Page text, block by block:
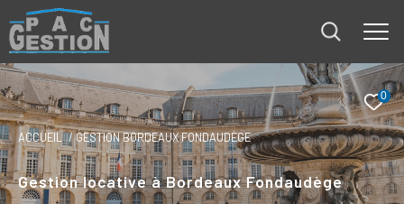
0
ACCUEIL GESTION BORDEAUX FONDAUDÈGE
Gestion locative à Bordeaux Fondaudège